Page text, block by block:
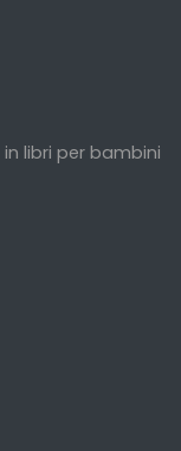
libri per bambini